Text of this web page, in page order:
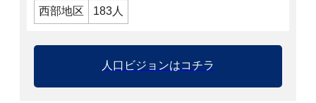
西部地区
183人
人口ビジョンはコチラ